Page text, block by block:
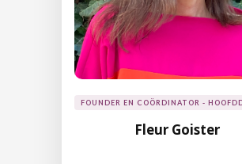
FOUNDER EN COÖRDINATOR -
Fleur Goister